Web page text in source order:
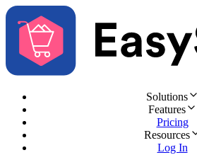
Solutions
Features
Pricing
Resources
Log In